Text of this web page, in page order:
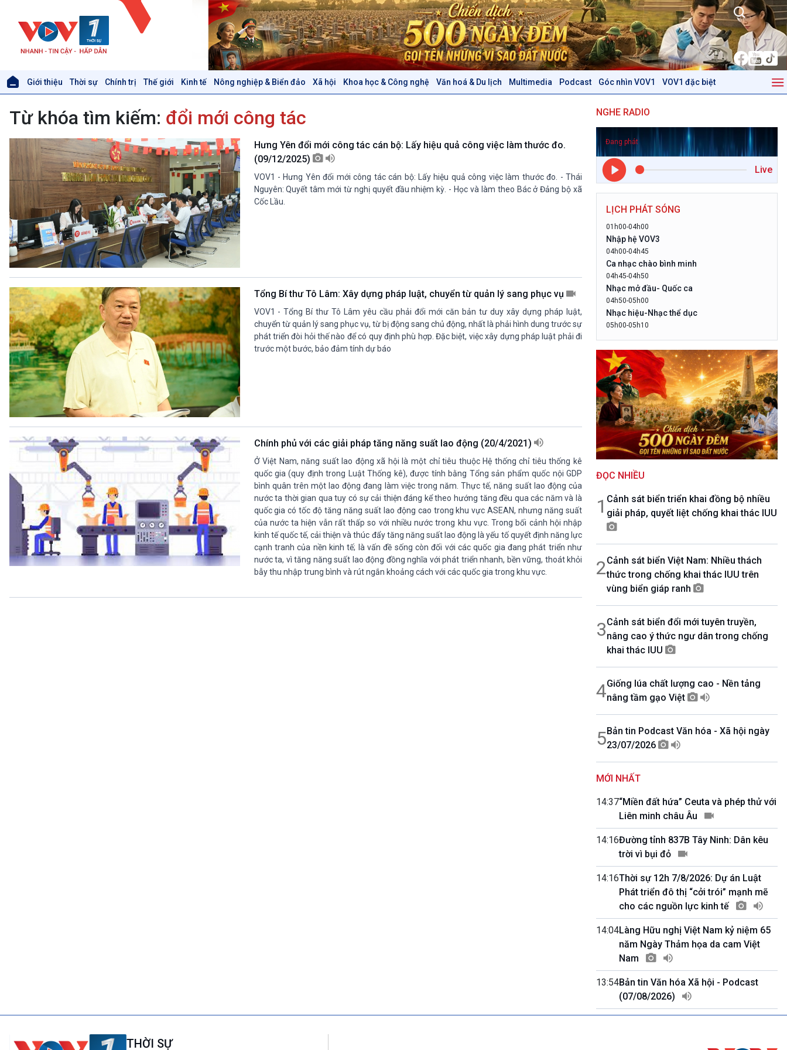
Giới thiệu Thời sự Chính trị Thế giới Kinh tế Nông nghiệp & Biển đảo Xã hội Khoa học & Công nghệ Văn hoá & Du lịch Multimedia Podcast Góc nhìn VOV1 VOV1 đặc biệt
Thời sự 6h
Thời sự 18h
Thời sự 21h30
Bản tin
Chuyên mục
Theo dòng Thời sự
Tin Chính trị
Quốc hội với cử tri
Xây dựng đảng
Đảng trong cuộc sống
Nhận diện sự thật
Pháp luật và đời sống
Hồ sơ sự kiện quốc tế
Biên cương - Một dải vững
bền
Trước giờ mở cửa
Dòng chảy Kinh tế
Sức sống hàng Việt
Khởi nghiệp
Tuyên chiến với gian lận
đảo
Mùa vàng
Biển đảo Việt Nam
Tâm tình biên giới và hải
đảo
Tìm hiểu biển, đảo Việt
Nam
Xã hội
Tin Đời sống & Xã hội
360 độ Sức khỏe
Tài nguyên và Môi trường
Chuyên gia của bạn
Xã hội chuyển động
Bước chân đến trường
Khoa học & Công nghệ
Tin Khoa học & Công nghệ
Kết nối công nghệ
khí hậu
E-Magazine
10 phút Sự kiện - Luận bàn
Câu chuyện thời sự
Dòng chảy sự kiện
Đối thoại
Chuyện đêm
VOV1 đặc biệt
Thanh âm ký sự
Chân dung cuộc sống
Các chương trình đặc biệt
Từ khóa tìm kiếm: đổi mới công tác
Hưng Yên đổi mới công tác cán bộ: Lấy hiệu quả công việc làm thước đo.
(09/12/2025)
VOV1 - Hưng Yên đổi mới công tác cán bộ: Lấy hiệu quả công việc làm thước đo. - Thái
Nguyên: Quyết tâm mới từ nghị quyết đầu nhiệm kỳ. - Học và làm theo Bác ở Đảng bộ xã
Cốc Lầu.
Tổng Bí thư Tô Lâm: Xây dựng pháp luật, chuyển từ quản lý sang phục vụ
VOV1 - Tổng Bí thư Tô Lâm yêu cầu phải đổi mới căn bản tư duy xây dựng pháp luật,
chuyển từ quản lý sang phục vụ, từ bị động sang chủ động, nhất là phải hình dung trước sự
phát triển đòi hỏi thế nào để có quy định phù hợp. Đặc biệt, việc xây dựng pháp luật phải đi
trước một bước, bảo đảm tính dự báo
Chính phủ với các giải pháp tăng năng suất lao động (20/4/2021)
Ở Việt Nam, năng suất lao động xã hội là một chỉ tiêu thuộc Hệ thống chỉ tiêu thống kê
quốc gia (quy định trong Luật Thống kê), được tính bằng Tổng sản phẩm quốc nội GDP
bình quân trên một lao động đang làm việc trong năm. Thực tế, năng suất lao động của
nước ta thời gian qua tuy có sự cải thiện đáng kể theo hướng tăng đều qua các năm và là
quốc gia có tốc độ tăng năng suất lao động cao trong khu vực ASEAN, nhưng năng suất
của nước ta hiện vẫn rất thấp so với nhiều nước trong khu vực. Trong bối cảnh hội nhập
kinh tế quốc tế, cải thiện và thúc đẩy tăng năng suất lao động là yếu tố quyết định năng lực
cạnh tranh của nền kinh tế; là vấn đề sống còn đối với các quốc gia đang phát triển như
nước ta, vì tăng năng suất lao động đồng nghĩa với phát triển nhanh, bền vững, thoát khỏi
bẫy thu nhập trung bình và rút ngắn khoảng cách với các quốc gia trong khu vực.
NGHE RADIO
Đang phát
Live
LỊCH PHÁT SÓNG
01h00-04h00
Nhập hệ VOV3
04h00-04h45
Ca nhạc chào bình minh
04h45-04h50
Nhạc mở đầu- Quốc ca
04h50-05h00
Nhạc hiệu-Nhạc thể dục
05h00-05h10
minh
05h10-05h20
Bản tin đầu ngày-Thời tiết
05h20-05h50
Mùa vàng
05h50-05h59
Quảng cáo
05h59-06h00
Báo giờ
Thời sự sáng (trực tiếp)
Quảng cáo
06h30-07h00
Quân đội nhân dân
08h30-08h35
Bản tin VH-XH
08h35-08h40
10 phút Sự kiện luận bàn
08h50-08h55
Quảng cáo
09h00-09h15
Bản tin thời sự
09h30-09h35
Bản tin Pháp luật
09h40-09h55
09h55-10h00
Quảng cáo
Bản tin thời sự
10h05-10h10
Quảng cáo
10h10-10h25
Dân tộc và phát triển
10h25-10h30
Quảng cáo
10h30-11h00
Vì an ninh Tổ quốc
11h00-11h05
11h05-11h10
Quảng cáo
11h10-11h25
Xã hội chuyển động
ĐỌC NHIỀU
1 Cảnh sát biển triển khai đồng bộ nhiều
giải pháp, quyết liệt chống khai thác IUU
2Cảnh sát biển Việt Nam: Nhiều thách
thức trong chống khai thác IUU trên
vùng biển giáp ranh
3Cảnh sát biển đổi mới tuyên truyền,
nâng cao ý thức ngư dân trong chống
khai thác IUU
4Giống lúa chất lượng cao - Nền tảng
nâng tầm gạo Việt
5Bản tin Podcast Văn hóa - Xã hội ngày
23/07/2026
MỚI NHẤT
14:37“Miền đất hứa” Ceuta và phép thử với
Liên minh châu Âu
14:16Đường tỉnh 837B Tây Ninh: Dân kêu
trời vì bụi đỏ
14:16Thời sự 12h 7/8/2026: Dự án Luật
Phát triển đô thị “cởi trói” mạnh mẽ
cho các nguồn lực kinh tế
14:04Làng Hữu nghị Việt Nam kỷ niệm 65
năm Ngày Thảm họa da cam Việt
Nam
13:54Bản tin Văn hóa Xã hội - Podcast
(07/08/2026)
THỜI SỰ